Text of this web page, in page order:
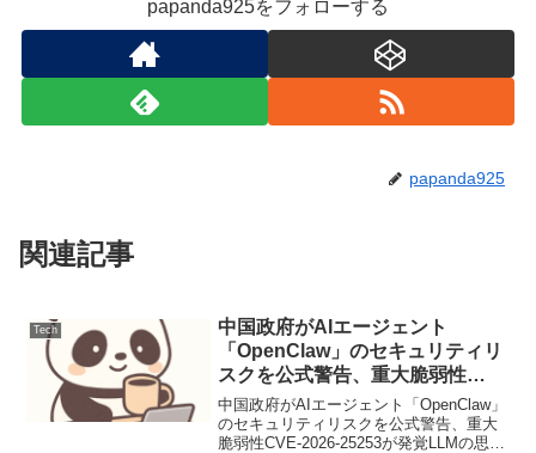
papanda925をフォローする
papanda925
関連記事
Tech
中国政府がAIエージェント
「OpenClaw」のセキュリティリ
スクを公式警告、重大脆弱性
CVE-2026-25253が発覚（運用連
絡）
中国政府がAIエージェント「OpenClaw」
のセキュリティリスクを公式警告、重大
脆弱性CVE-2026-25253が発覚LLMの思考